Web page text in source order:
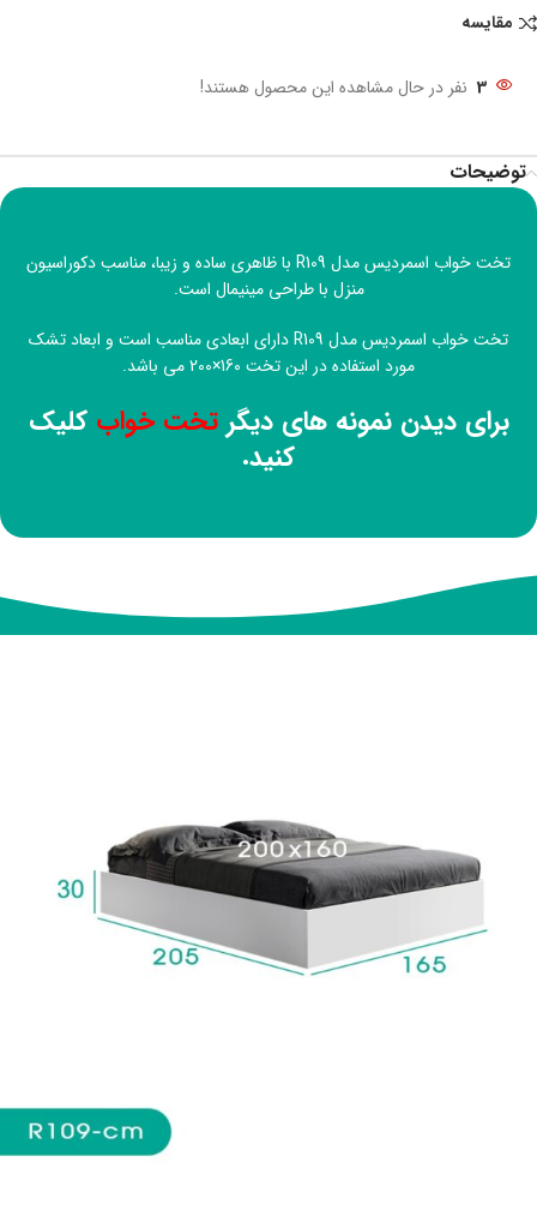
مقایسه
3 نفر در حال مشاهده این محصول هستند!
توضیحات
تخت خواب اسمردیس مدل R109 با ظاهری ساده و زیبا، مناسب دکوراسیون
منزل با طراحی مینیمال است.
تخت خواب اسمردیس مدل R109 دارای ابعادی مناسب است و ابعاد تشک
مورد استفاده در این تخت 160×200 می باشد.
برای دیدن نمونه های دیگرتخت خواب کلیک
کنید.